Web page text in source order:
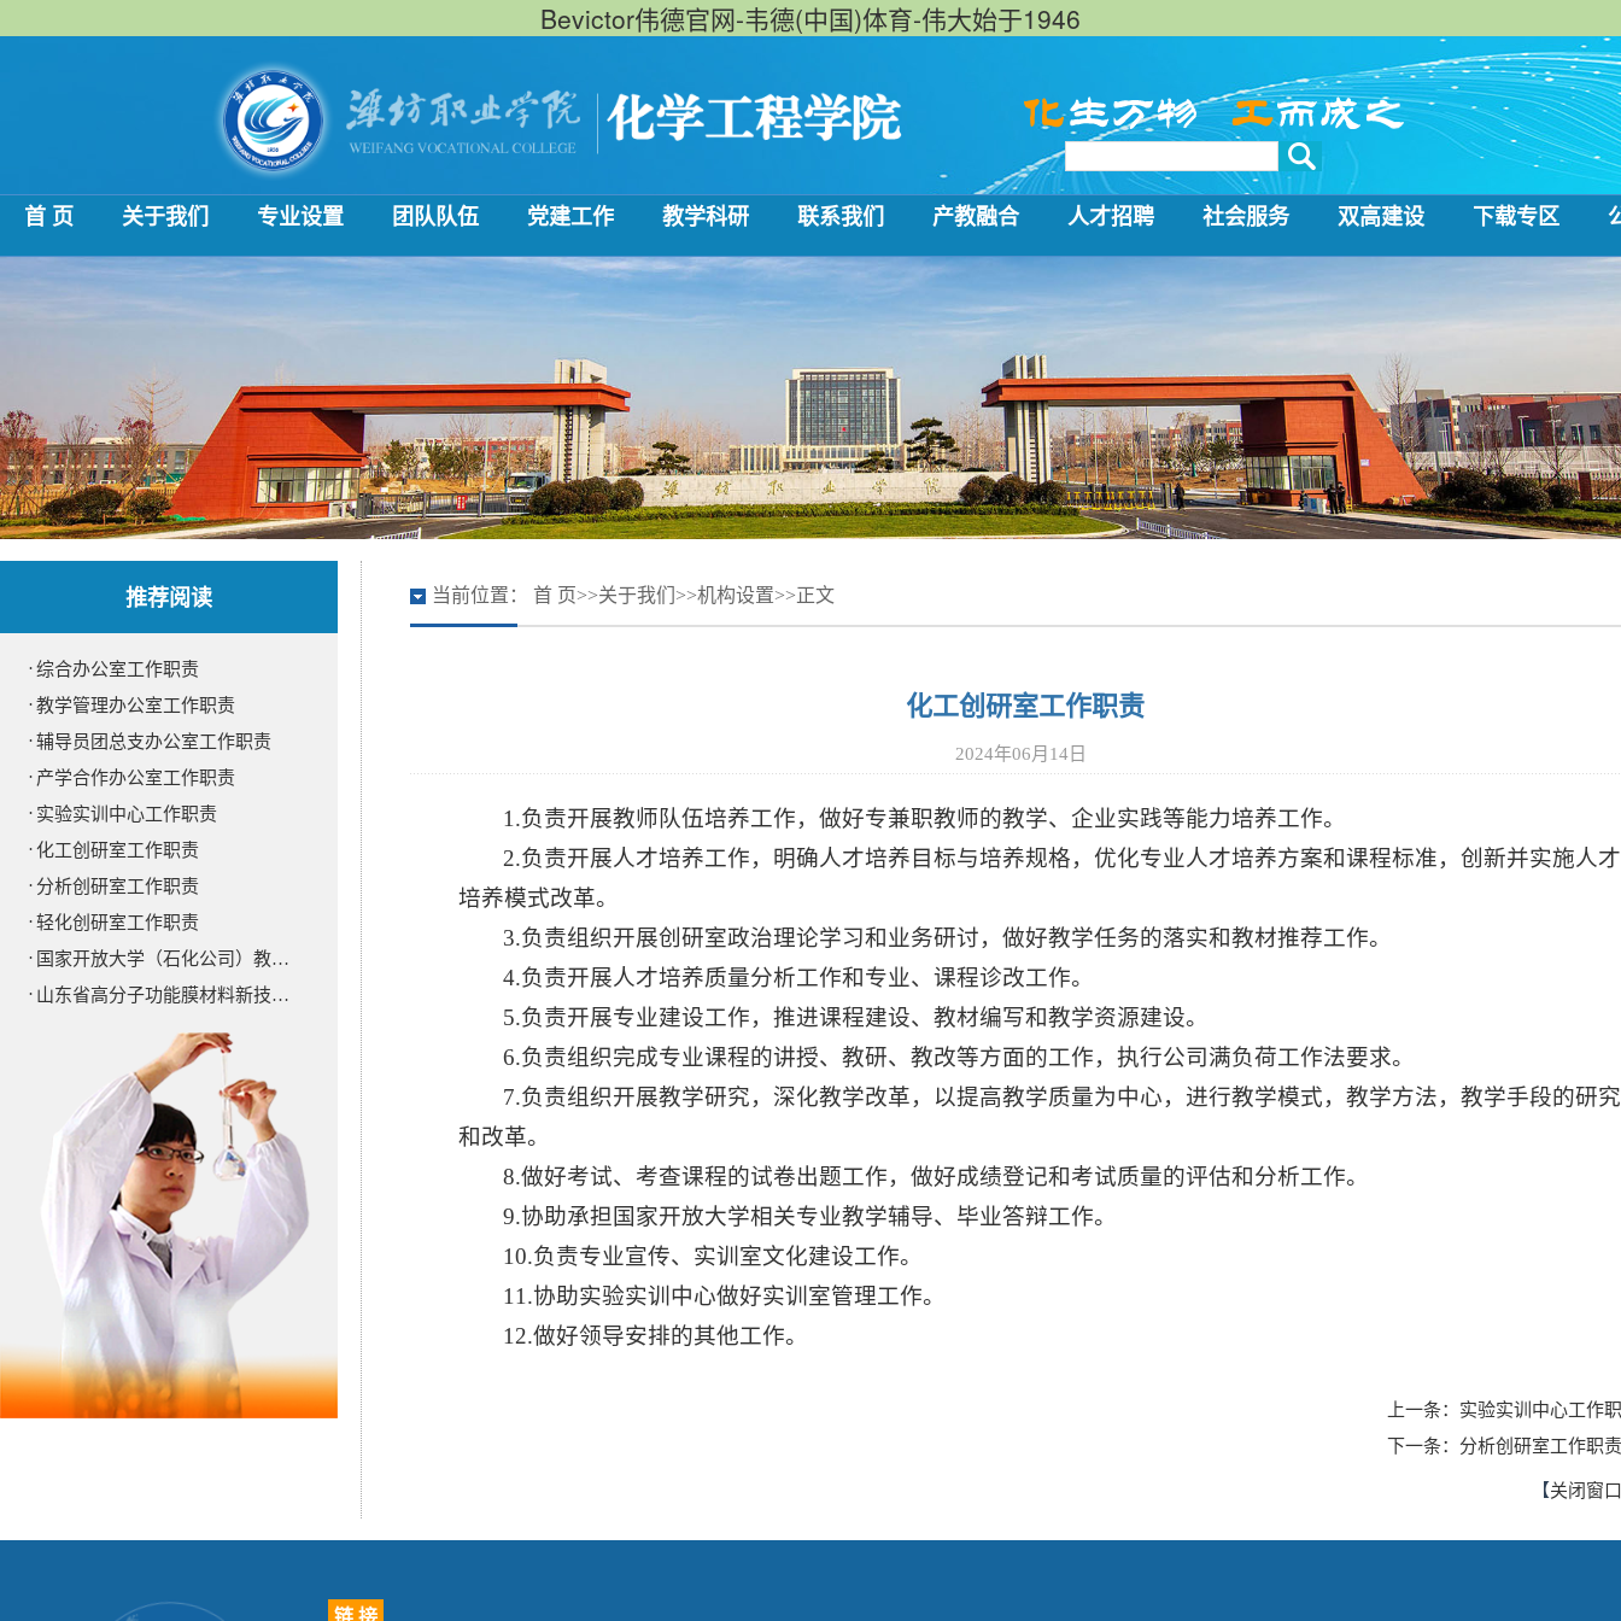
Bevictor伟德官网-韦德(中国)体育-伟大始于1946
首 页 关于我们 专业设置 团队队伍 党建工作 教学科研 联系我们 产教融合 人才招聘 社会服务 双高建设 下载专区
推荐阅读
·综合办公室工作职责
·教学管理办公室工作职责
·辅导员团总支办公室工作职责
· 产学合作办公室工作职责
· 实验实训中心工作职责
·化工创研室工作职责
· 分析创研室工作职责
·轻化创研室工作职责
· 国家开放大学（石化公司）教…
· 山东省高分子功能膜材料新技…
当前位置： 首 页>>关于我们 >>机构设置>>正文
化工创研室工作职责
2024年06月14日
1.负责开展教师队伍培养工作，做好专兼职教师的教学、企业实践等能力培养工作。
2.负责开展人才培养工作，明确人才培养目标与培养规格，优化专业人才培养方案和课程标准，创新并实施人才
培养模式改革。
3.负责组织开展创研室政治理论学习和业务研讨，做好教学任务的落实和教材推荐工作。
4.负责开展人才培养质量分析工作和专业、课程诊改工作。
5.负责开展专业建设工作，推进课程建设、教材编写和教学资源建设。
6.负责组织完成专业课程的讲授、教研、教改等方面的工作，执行公司满负荷工作法要求。
7.负责组织开展教学研究，深化教学改革，以提高教学质量为中心，进行教学模式，教学方法，教学手段的研究
和改革。
8.做好考试、考查课程的试卷出题工作，做好成绩登记和考试质量的评估和分析工作。
9.协助承担国家开放大学相关专业教学辅导、毕业答辩工作。
10.负责专业宣传、实训室文化建设工作。
11.协助实验实训中心做好实训室管理工作。
12.做好领导安排的其他工作。
上一条：实验实训中心工作
下一条：分析创研室工作职责
【关闭窗口
链 接